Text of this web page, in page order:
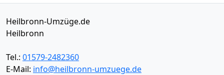
Heilbronn-Umzüge.de
Heilbronn
Tel.: 01579-2482360
E-Mail: info@heilbronn-umzuege.de